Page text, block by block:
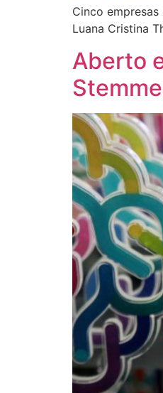
Cinco
Luana Cristina
Aberto